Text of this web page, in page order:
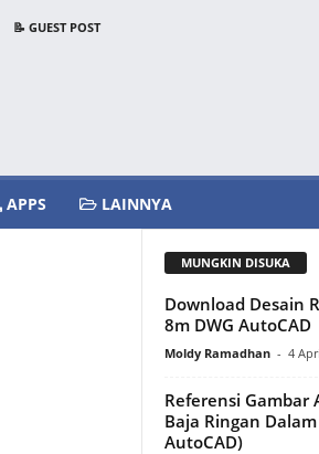
📝 GUEST POST
APPS LAINNYA
MUNGKIN DISUKA
Download Desain
8m DWG AutoCAD
Moldy Ramadhan - 4
Referensi Gambar
Baja Ringan
AutoCAD)